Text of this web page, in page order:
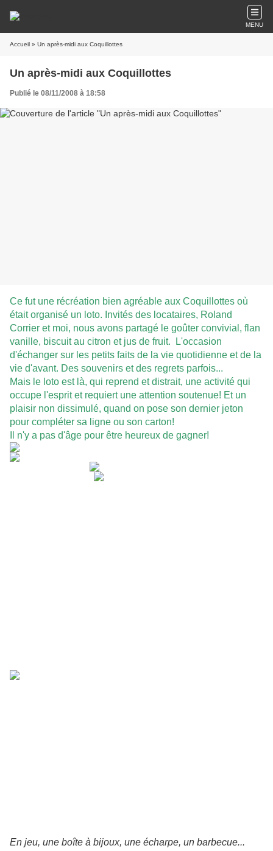
MENU
Accueil » Un après-midi aux Coquillottes
Un après-midi aux Coquillottes
Publié le 08/11/2008 à 18:58
Ce fut une récréation bien agréable aux Coquillottes où
était organisé un loto. Invités des locataires, Roland
Corrier et moi, nous avons partagé le goûter convivial, flan
vanille, biscuit au citron et jus de fruit. L'occasion
d'échanger sur les petits faits de la vie quotidienne et de la
vie d'avant. Des souvenirs et des regrets parfois...
Mais l e loto est là, qui reprend et distrait, une activité qui
occupe l'esprit et requiert une attention soutenue! Et un
plaisir non dissimulé, quand on pose son dernier jeton
pour compléter sa ligne ou son carton!
Il n'y a pas d'âge pour être heureux de gagner!
En jeu, une boîte à bijoux, une écharpe, un barbecue...